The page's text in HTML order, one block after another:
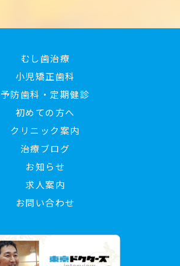
むし歯治療
小児矯正歯科
予防歯科・定期健診
初めての方へ
クリニック案内
治療ブログ
お知らせ
求人案内
お問い合わせ